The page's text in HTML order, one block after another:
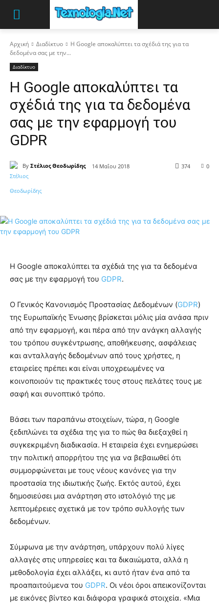
Αρχική Διαδίκτυο
Η Google αποκαλύπτει τα σχέδιά της για τα
δεδομένα σας με την...
Διαδίκτυο
Η Google αποκαλύπτει τα
σχέδιά της για τα δεδομένα
σας με την εφαρμογή του
GDPR
By Στέλιος Θεοδωρίδης 14 Μαΐου 2018 0
374
Η Google αποκαλύπτει τα σχέδιά της για τα δεδομένα
σας με την εφαρμογή του GDPR.
Ο Γενικός Κανονισμός Προστασίας Δεδομένων (GDPR)
της Ευρωπαϊκής Ένωσης βρίσκεται μόλις μία ανάσα πριν
από την εφαρμογή, και πέρα ​​από την ανάγκη αλλαγής
του τρόπου συγκέντρωσης, αποθήκευσης, ασφάλειας
και ανταλλαγής δεδομένων από τους χρήστες, η
εταιρείες πρέπει και είναι υποχρεωμένες να
κοινοποιούν τις πρακτικές τους στους πελάτες τους με
σαφή και συνοπτικό τρόπο.
Βάσει των παραπάνω στοιχείων, τώρα, η Google
ξεδιπλώνει τα σχέδια της για το πώς θα διεξαχθεί η
συγκεκριμένη διαδικασία. Η εταιρεία έχει ενημερώσει
την πολιτική απορρήτου της για να βεβαιωθεί ότι
συμμορφώνεται με τους νέους κανόνες για την
προστασία της ιδιωτικής ζωής. Εκτός αυτού, έχει
δημοσιεύσει μια ανάρτηση στο ιστολόγιό της με
λεπτομέρειες σχετικά με τον τρόπο συλλογής των
δεδομένων.
Σύμφωνα με την ανάρτηση, υπάρχουν πολύ λίγες
αλλαγές στις υπηρεσίες και τα δικαιώματα, αλλά η
μεθοδολογία έχει αλλάξει, κι αυτό ήταν ένα από τα
προαπαιτούμενα του GDPR. Οι νέοι όροι απεικονίζονται
με εικόνες βίντεο και διάφορα γραφικά στοιχεία. «Μια